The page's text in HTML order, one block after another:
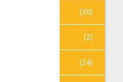
(20)
(2)
(24)